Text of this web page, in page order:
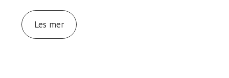
Les mer